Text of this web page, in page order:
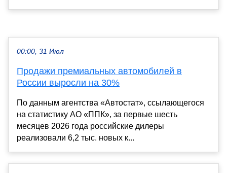
00:00, 31 Июл
Продажи премиальных автомобилей в
России выросли на 30%
По данным агентства «Автостат», ссылающегося
на статистику АО «ППК», за первые шесть
месяцев 2026 года российские дилеры
реализовали 6,2 тыс. новых к...